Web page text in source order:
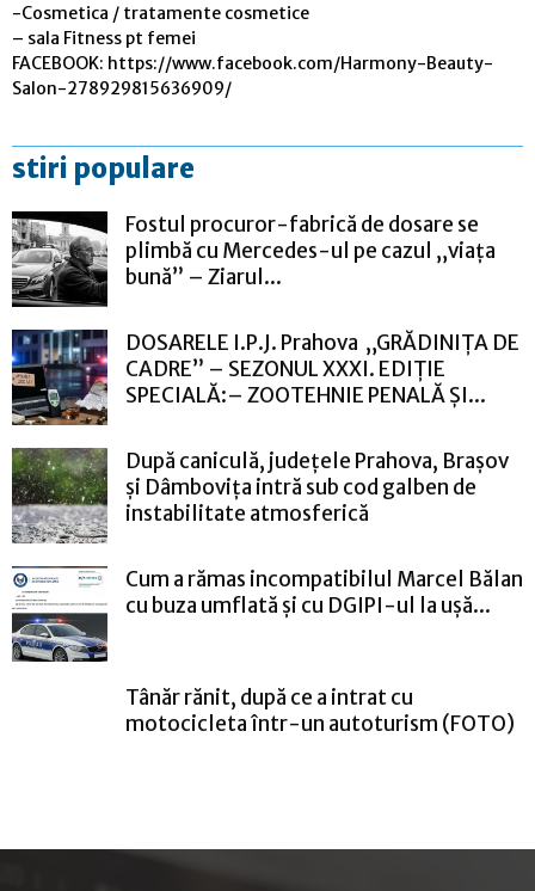
-Cosmetica / tratamente cosmetice
– sala Fitness pt femei
FACEBOOK: https://www.facebook.com/Harmony-Beauty-
Salon-278929815636909/
stiri populare
Fostul procuror-fabrică de dosare se
plimbă cu Mercedes-ul pe cazul „viața
bună” – Ziarul...
DOSARELE I.P.J. Prahova „GRĂDINIȚA DE
CADRE” – SEZONUL XXXI. EDIȚIE
SPECIALĂ:– ZOOTEHNIE PENALĂ ȘI...
După caniculă, județele Prahova, Brașov
și Dâmbovița intră sub cod galben de
instabilitate atmosferică
Cum a rămas incompatibilul Marcel Bălan
cu buza umflată și cu DGIPI-ul la ușă...
Tânăr rănit, după ce a intrat cu
motocicleta într-un autoturism (FOTO)